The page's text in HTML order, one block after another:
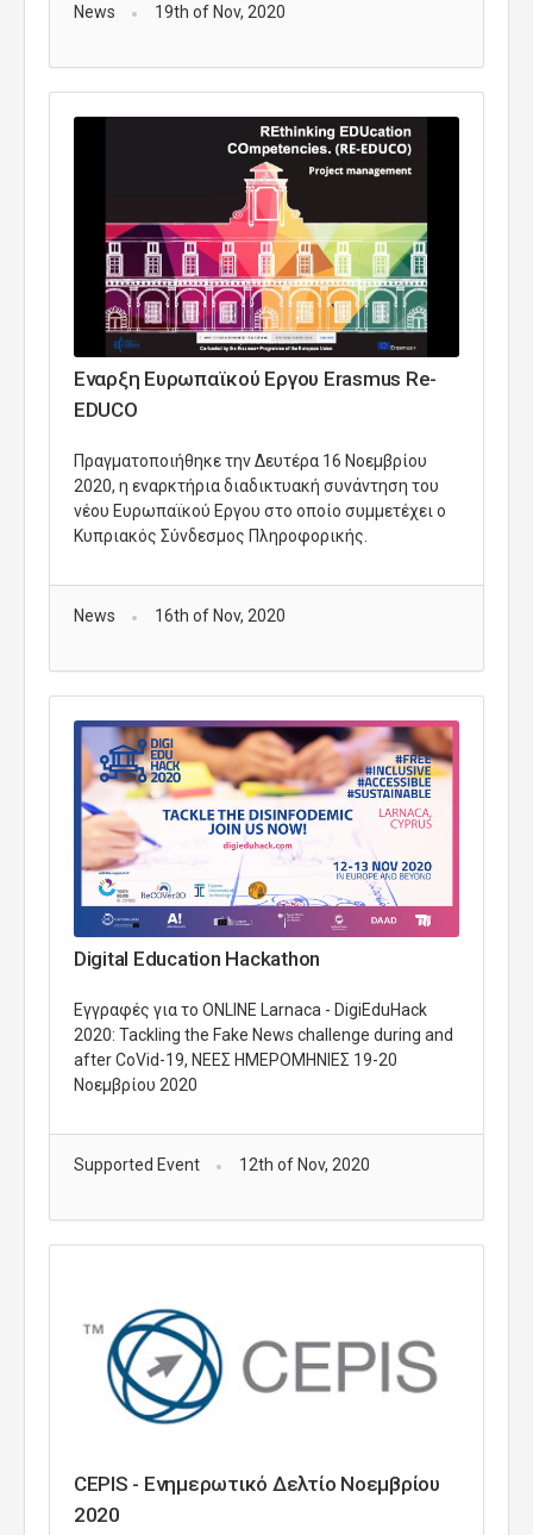
News 19th of Nov, 2020
Εναρξη Ευρωπαϊκού Εργου Erasmus Re-
EDUCO
Πραγματοποιήθηκε την Δευτέρα 16 Νοεμβρίου
2020, η εναρκτήρια διαδικτυακή συνάντηση του
νέου Ευρωπαϊκού Εργου στο οποίο συμμετέχει ο
Κυπριακός Σύνδεσμος Πληροφορικής.
News 16th of Nov, 2020
Digital Education Hackathon
Εγγραφές για το ONLINE Larnaca - DigiEduHack
2020: Tackling the Fake News challenge during and
after CoVid-19, ΝΕΕΣ ΗΜΕΡΟΜΗΝΙΕΣ 19-20
Νοεμβρίου 2020
Supported Event 12th of Nov, 2020
CEPIS - Ενημερωτικό Δελτίο Νοεμβρίου
2020